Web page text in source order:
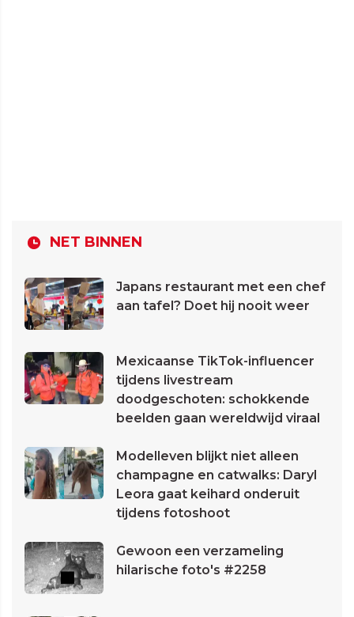
NET BINNEN
Japans restaurant met een chef
aan tafel? Doet hij nooit weer
Mexicaanse TikTok-influencer
tijdens livestream
doodgeschoten: schokkende
beelden gaan wereldwijd viraal
Modelleven blijkt niet alleen
champagne en catwalks: Daryl
Leora gaat keihard onderuit
tijdens fotoshoot
Gewoon een verzameling
hilarische foto's #2258